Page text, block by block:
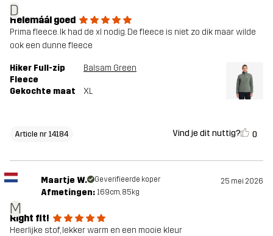
D
Helemáál goed
Prima fleece. Ik had de xl nodig. De fleece is niet zo dik maar wilde
ook een dunne fleece
Hiker Full-zip
Fleece
Balsam Green
Gekochte maat XL
Article nr 14184 Vind je dit nuttig? 0
M
Maartje W. Geverifieerde koper 25 mei 2026
Afmetingen: 169cm, 85kg
Right fit!
Heerlijke stof, lekker warm en een mooie kleur